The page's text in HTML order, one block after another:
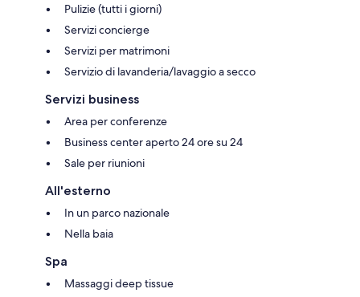
Pulizie (tutti i giorni)
Servizi concierge
Servizi per matrimoni
Servizio di lavanderia/lavaggio a secco
Servizi business
Area per conferenze
Business center aperto 24 ore su 24
Sale per riunioni
All'esterno
In un parco nazionale
Nella baia
Spa
Massaggi deep tissue